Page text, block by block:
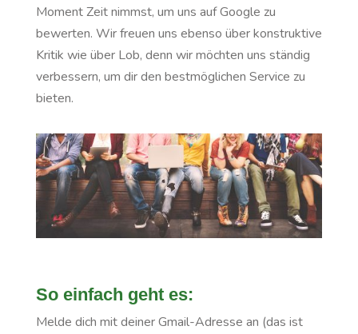
Moment Zeit nimmst, um uns auf Google zu
bewerten. Wir freuen uns ebenso über konstruktive
Kritik wie über Lob, denn wir möchten uns ständig
verbessern, um dir den bestmöglichen Service zu
bieten.
So einfach geht es:
Melde dich mit deiner Gmail-Adresse an (das ist